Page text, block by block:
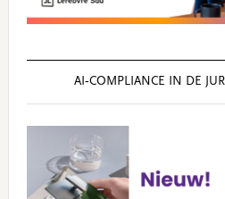
AI‑COMPLIANCE IN DE